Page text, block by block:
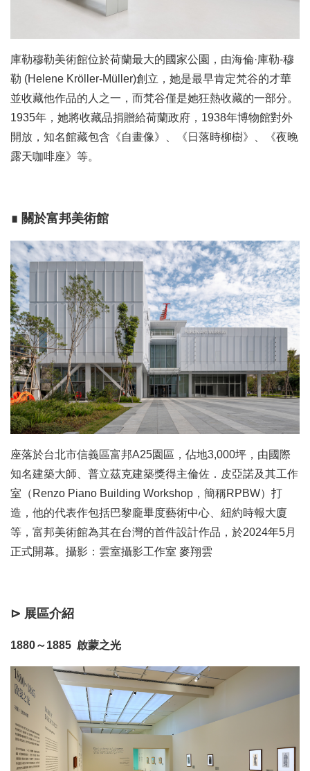
庫勒穆勒美術館位於荷蘭最大的國家公園，由海倫·庫勒-穆
勒 (Helene Kröller-Müller)創立，她是最早肯定梵谷的才華
並收藏他作品的人之一，而梵谷僅是她狂熱收藏的一部分。
1935年，她將收藏品捐贈給荷蘭政府，1938年博物館對外
開放，知名館藏包含《自畫像》、《日落時柳樹》、《夜晚
露天咖啡座》等。
∎ 關於富邦美術館
座落於台北市信義區富邦A25園區，佔地3,000坪，由國際
知名建築大師、普立茲克建築獎得主倫佐．皮亞諾及其工作
室（Renzo Piano Building Workshop，簡稱RPBW）打
造，他的代表作包括巴黎龐畢度藝術中心、紐約時報大廈
等，富邦美術館為其在台灣的首件設計作品，於2024年5月
正式開幕。攝影：雲室攝影工作室 麥翔雲
⊳ 展區介紹
1880～1885 啟蒙之光